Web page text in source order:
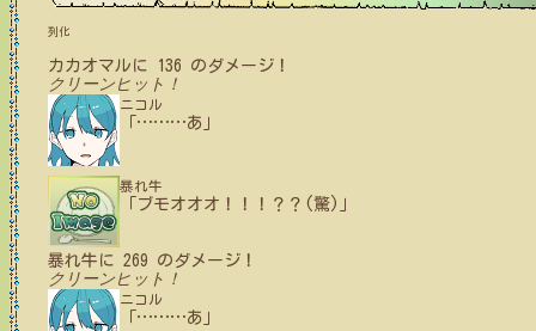
列化
カカオマル に 136 のダメージ！
クリーンヒット！
ニコル
………あ」
暴れ牛
「ブモオオオ！！！？？(驚)」
暴れ牛 に 269 のダメージ！
クリーンヒット！
ニコル
………あ」